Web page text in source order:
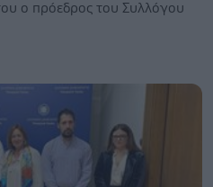
ο πρόεδρος του Συλλόγου